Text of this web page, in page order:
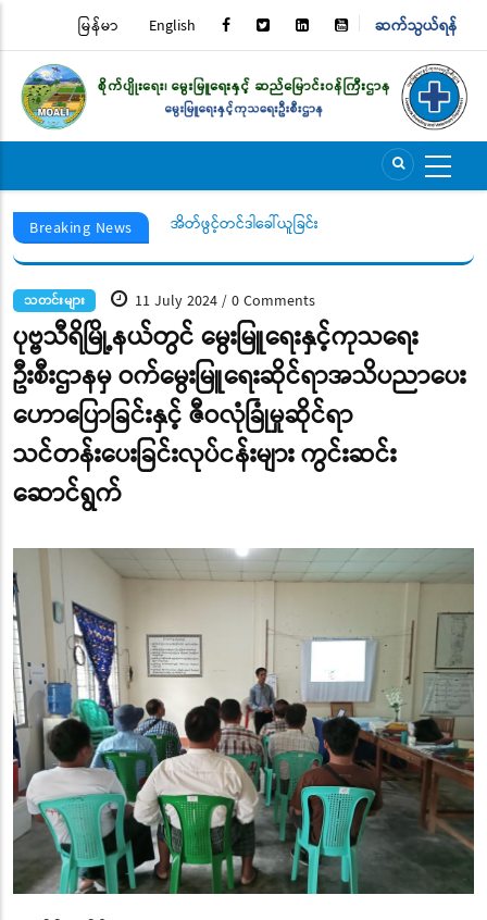
content
TOP
MENU
ဆက်သွယ်ရန်
မြန်မာ English
Breaking News
ြားပေးပါရန် ပြည်သူသို့ အိတ်ဖွင့်တင်ဒါခေါ်ယူခြင်း
သတင်းများ 11 July 2024/0 Comments
ပုဗ္ဗသီရိမြို့နယ်တွင် မွေးမြူရေးနှင့်ကုသရေး
ဦးစီးဌာနမှ ဝက်မွေးမြူရေးဆိုင်ရာအသိပညာပေး
ဟောပြောခြင်းနှင့် ဇီဝလုံခြုံမှုဆိုင်ရာ
သင်တန်းပေးခြင်းလုပ်ငန်းများ ကွင်းဆင်း
ဆောင်ရွက်